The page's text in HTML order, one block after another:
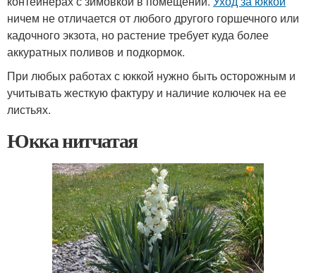
ничем не отличается от любого другого горшечного или
кадочного экзота, но растение требует куда более
аккуратных поливов и подкормок.
При любых работах с юккой нужно быть осторожным и
учитывать жесткую фактуру и наличие колючек на ее
листьях.
Юкка нитчатая